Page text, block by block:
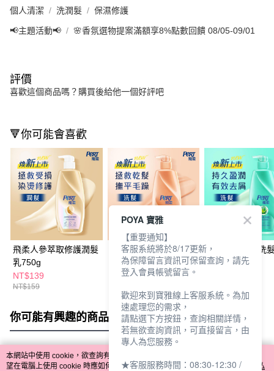
個人清潔 洗潤髮 保濕修護
📢主題活動📢 🌸香氛選物提案滿額享8%點數回饋 08/05-09/01
評價
喜歡這個商品嗎？購買後給他一個好評吧
🔻你可能會喜歡
飛柔人參萃取修護潤髮
乳750g
NT$139
NT$159
飛柔精萃潤養洗髮露
750g
NT$139
飛柔滋潤去屑洗
750g
你可能有興趣的商品 全站排行
熱門標籤
本網站中使用 cookie，欲查詢有關本網站使用 cookie 方式之詳情，及若您不希
望在電腦上使用 cookie 時應如何變更電腦的 cookie 設定，請參閱本網站「
隱私
POYA 寶雅
【重要通知】
客服系統將於8/17更新，
為保障留言資訊可保留查詢，請先
登入會員帳號留言。
歡迎來到寶雅線上客服系統。為加
速處理您的需求，
請點選下方按鈕，查詢相關詳情，
若無欲查詢資訊，可直接留言，由
專人為您服務。
★客服服務時間：08:30-12:30 /